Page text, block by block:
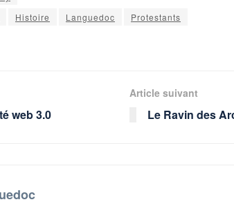
Histoire Languedoc Protestants
web 3.0
Article suivant
Le Ravin des